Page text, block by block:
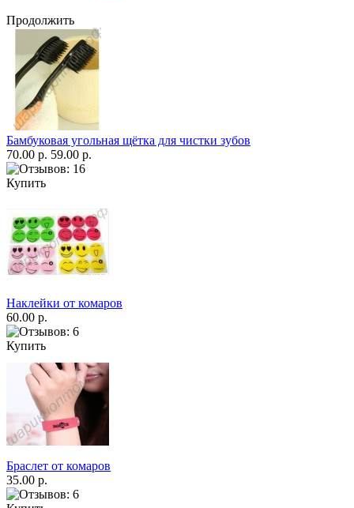
Продолжить
Бамбуковая угольная щётка для чистки зубов
70.00 р. 59.00 р.
Купить
Наклейки от комаров
60.00 р.
Купить
Браслет от комаров
35.00 р.